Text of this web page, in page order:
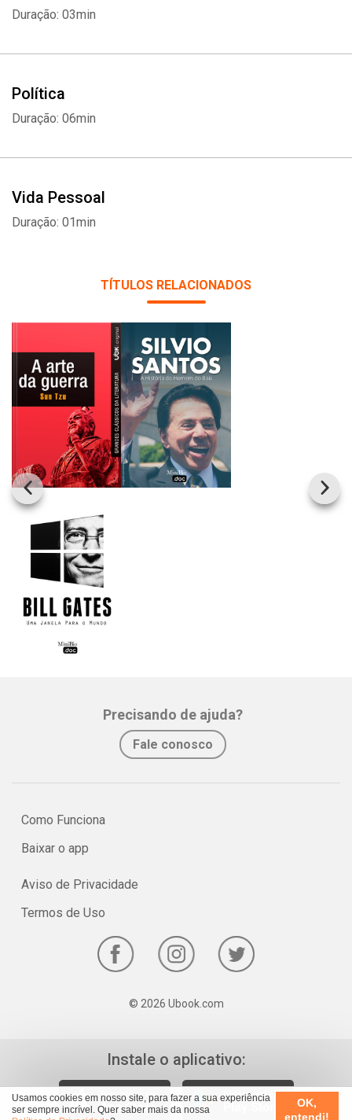
Usamos cookies em nosso site, para fazer a sua experiência
ser sempre incrível. Quer saber mais da nossa
OK,
entendi!
Duração: 03min
Política
Duração: 06min
Vida Pessoal
Duração: 01min
TÍTULOS RELACIONADOS
Precisando de ajuda?
Fale conosco
Como Funciona
Baixar o app
Aviso de Privacidade
Termos de Uso
© 2026 Ubook.com
Instale o aplicativo: